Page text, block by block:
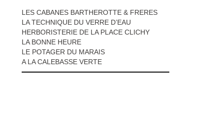
LES CABANES BARTHEROTTE & FRERES
LA TECHNIQUE DU VERRE D’EAU
HERBORISTERIE DE LA PLACE CLICHY
LA BONNE HEURE
LE POTAGER DU MARAIS
A LA CALEBASSE VERTE